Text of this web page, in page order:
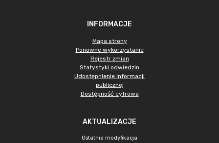
INFORMACJE
Mapa strony
Ponowne wykorzystanie
Rejestr zmian
Statystyki odwiedzin
Udostępnienie informacji
publicznej
Dostępność cyfrowa
AKTUALIZACJE
Ostatnia modyfikacja